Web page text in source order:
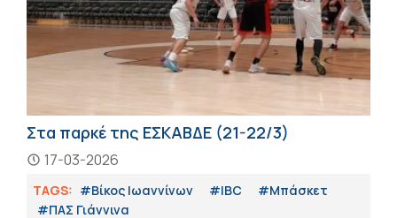
Στα παρκέ της ΕΣΚΑΒΔΕ (21-22/3)
17-03-2026
TAGS: #Βίκος Ιωαννίνων #IBC
#Μπάσκετ
#ΠΑΣ Γιάννινα